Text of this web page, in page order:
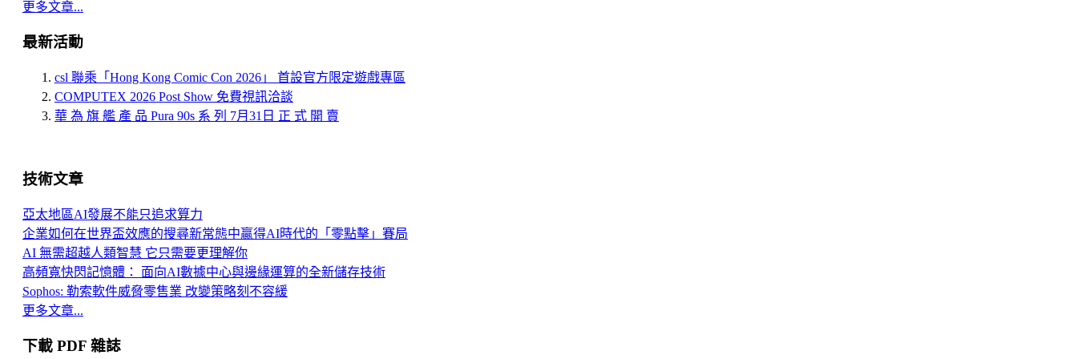
更多文章...
最新活動
csl 聯乘「Hong Kong Comic Con 2026」 首設官方限定遊戲專區
COMPUTEX 2026 Post Show 免費視訊洽談
華 為 旗 艦 產 品 Pura 90s 系 列 7月31日 正 式 開 賣
技術文章
亞太地區AI發展不能只追求算力
企業如何在世界盃效應的搜尋新常態中贏得AI時代的「零點擊」賽局
AI 無需超越人類智慧 它只需要更理解你
高頻寬快閃記憶體： 面向AI數據中心與邊緣運算的全新儲存技術
Sophos: 勒索軟件威脅零售業 改變策略刻不容緩
更多文章...
下載 PDF 雜誌